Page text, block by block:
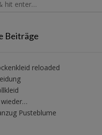
Beiträge
reloaded
wieder…
Pusteblume